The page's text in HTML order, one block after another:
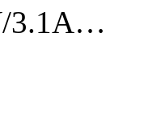
3.1A…